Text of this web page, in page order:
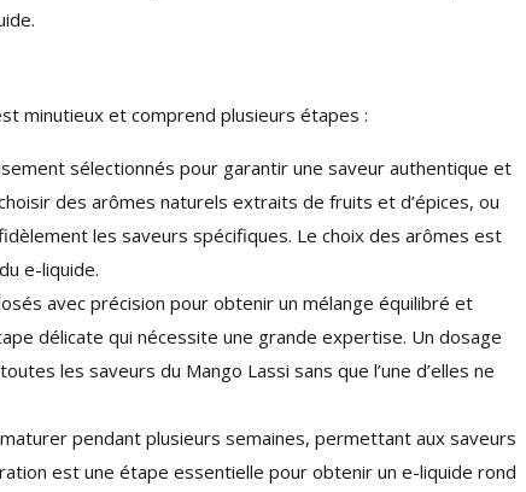
minutieux et comprend plusieurs étapes :
sélectionnés pour garantir une saveur authentique et
des arômes naturels extraits de fruits et d’épices, ou
les saveurs spécifiques. Le choix des arômes est
e-liquide.
avec précision pour obtenir un mélange équilibré et
délicate qui nécessite une grande expertise. Un dosage
les saveurs du Mango Lassi sans que l’une d’elles ne
pendant plusieurs semaines, permettant aux saveurs
est une étape essentielle pour obtenir un e-liquide rond